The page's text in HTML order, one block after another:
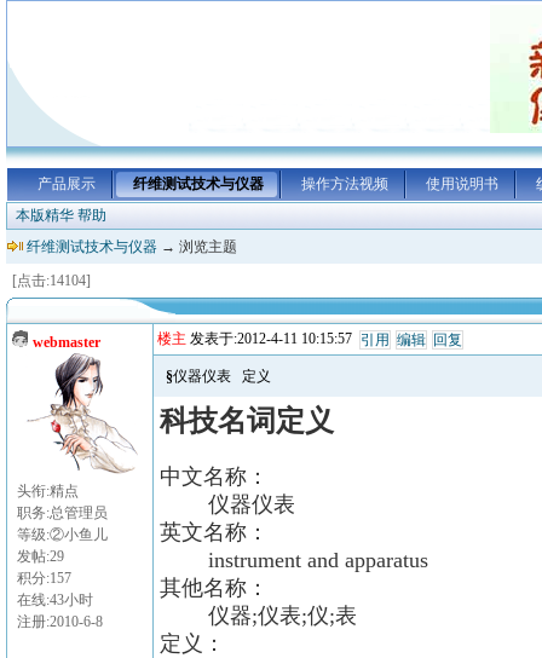
产品展示 纤维测试技术与仪器 操作方法视频 使用说明书
本版精华 帮助
纤维测试技术与仪器 → 浏览主题
[点击:14104]
webmaster
头衔:精点
职务:总管理员
等级:②小鱼儿
发帖:29
积分:157
在线:43小时
注册:2010-6-8
楼主 发表于:2012-4-11 10:15:57 引用 编辑 回复
§仪器仪表 定义
科技名词定义
中文名称：
仪器仪表
英文名称：
instrument and apparatus
其他名称：
仪器;仪表;仪;表
定义：